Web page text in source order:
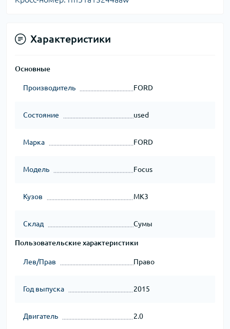
Характеристики
Основные
Производитель FORD
Состояние used
Марка FORD
Модель Focus
Кузов MK3
Склад Сумы
Пользовательские характеристики
Лев/Прав Право
Год выпуска 2015
Двигатель 2.0